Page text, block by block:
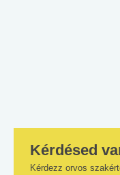
Kérdésed
Kérdezz orvos